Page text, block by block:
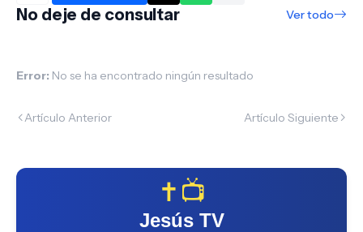
No deje de consultar Ver todo
Error: No se ha encontrado ningún resultado
Artículo Anterior Artículo Siguiente
✝️📺
Jesús TV